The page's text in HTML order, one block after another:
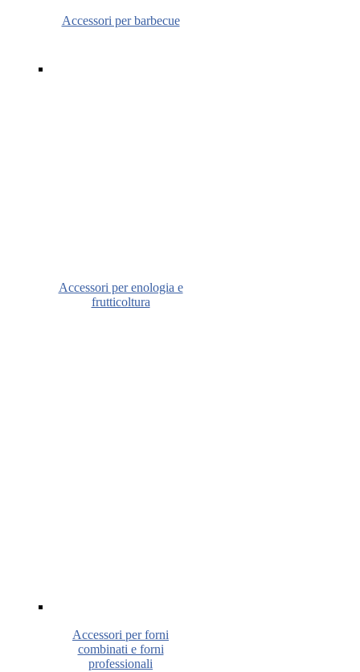
Accessori per barbecue
Accessori per enologia e
frutticoltura
Accessori per forni
combinati e forni
professionali